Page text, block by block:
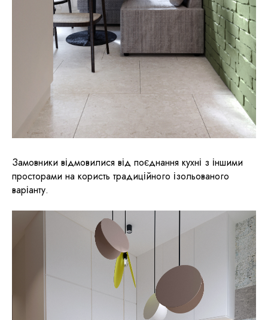
Замовники відмовилися від поєднання кухні з іншими
просторами на користь традиційного ізольованого
варіанту.